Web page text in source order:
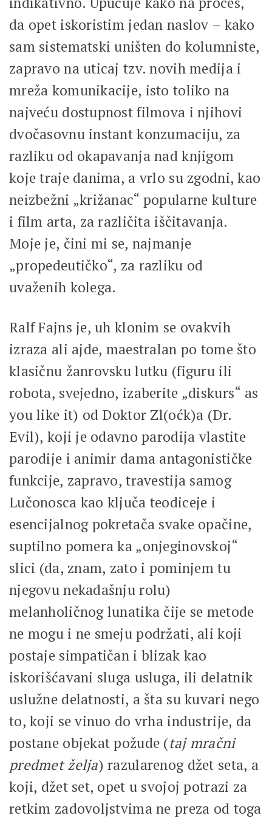
da opet iskoristim jedan naslov – kako
sam sistematski uništen do kolumniste,
zapravo na uticaj tzv. novih medija i
mreža komunikacije, isto toliko na
najveću dostupnost filmova i njihovi
dvočasovnu instant konzumaciju, za
razliku od okapavanja nad knjigom
koje traje danima, a vrlo su zgodni, kao
neizbežni „križanac“ popularne kulture
i film arta, za različita iščitavanja.
Moje je, čini mi se, najmanje
„propedeutičko“, za razliku od
uvaženih kolega.
Ralf Fajns je, uh klonim se ovakvih
izraza ali ajde, maestralan po tome što
klasičnu žanrovsku lutku (figuru ili
robota, svejedno, izaberite „diskurs“ as
you like it) od Doktor Zl(oćk)a (Dr.
Evil), koji je odavno parodija vlastite
parodije i animir dama antagonističke
funkcije, zapravo, travestija samog
Lučonosca kao ključa teodiceje i
esencijalnog pokretača svake opačine,
suptilno pomera ka „onjeginovskoj“
slici (da, znam, zato i pominjem tu
njegovu nekadašnju rolu)
melanholičnog lunatika čije se metode
ne mogu i ne smeju podržati, ali koji
postaje simpatičan i blizak kao
iskorišćavani sluga usluga, ili delatnik
uslužne delatnosti, a šta su kuvari nego
to, koji se vinuo do vrha industrije, da
postane objekat požude (taj mračni
predmet želja) razularenog džet seta, a
koji, džet set, opet u svojoj potrazi za
retkim zadovoljstvima ne preza od toga